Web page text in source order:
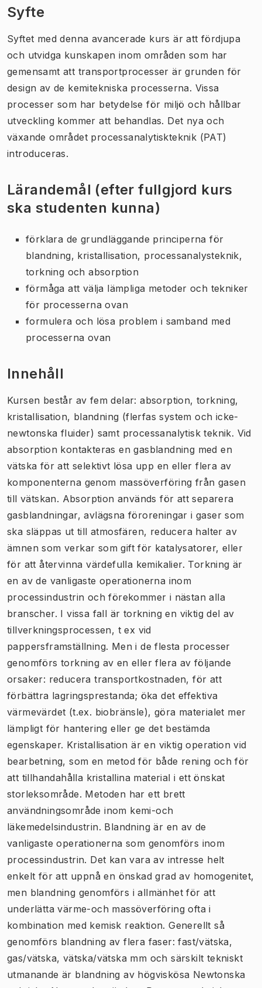
Syfte
Syftet med denna avancerade kurs är att fördjupa
och utvidga kunskapen inom områden som har
gemensamt att transportprocesser är grunden för
design av de kemitekniska processerna. Vissa
processer som har betydelse för miljö och hållbar
utveckling kommer att behandlas. Det nya och
växande området processanalytiskteknik (PAT)
introduceras.
Lärandemål (efter fullgjord kurs
ska studenten kunna)
förklara de grundläggande principerna för
blandning, kristallisation, processanalysteknik,
torkning och absorption
förmåga att välja lämpliga metoder och tekniker
för processerna ovan
formulera och lösa problem i samband med
processerna ovan
Innehåll
Kursen består av fem delar: absorption, torkning,
kristallisation, blandning (flerfas system och icke-
newtonska fluider) samt processanalytisk teknik. Vid
absorption kontakteras en gasblandning med en
vätska för att selektivt lösa upp en eller flera av
komponenterna genom massöverföring från gasen
till vätskan. Absorption används för att separera
gasblandningar, avlägsna föroreningar i gaser som
ska släppas ut till atmosfären, reducera halter av
ämnen som verkar som gift för katalysatorer, eller
för att återvinna värdefulla kemikalier. Torkning är
en av de vanligaste operationerna inom
processindustrin och förekommer i nästan alla
branscher. I vissa fall är torkning en viktig del av
tillverkningsprocessen, t ex vid
pappersframställning. Men i de flesta processer
genomförs torkning av en eller flera av följande
orsaker: reducera transportkostnaden, för att
förbättra lagringsprestanda; öka det effektiva
värmevärdet (t.ex. biobränsle), göra materialet mer
lämpligt för hantering eller ge det bestämda
egenskaper. Kristallisation är en viktig operation vid
bearbetning, som en metod för både rening och för
att tillhandahålla kristallina material i ett önskat
storleksområde. Metoden har ett brett
användningsområde inom kemi-och
läkemedelsindustrin. Blandning är en av de
vanligaste operationerna som genomförs inom
processindustrin. Det kan vara av intresse helt
enkelt för att uppnå en önskad grad av homogenitet,
men blandning genomförs i allmänhet för att
underlätta värme-och massöverföring ofta i
kombination med kemisk reaktion. Generellt så
genomförs blandning av flera faser: fast/vätska,
gas/vätska, vätska/vätska mm och särskilt tekniskt
utmanande är blandning av högviskösa Newtonska